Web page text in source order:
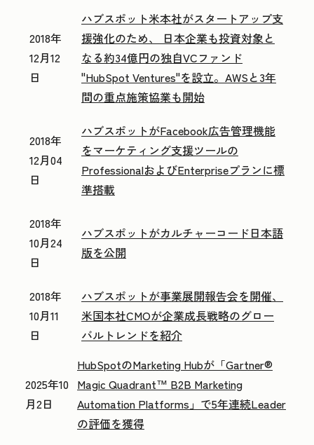
2018年
12月12
日
ハブスポット米本社がスタートアップ支
援強化のため、 日本企業も投資対象と
なる約34億円の独自VCファンド
"HubSpot Ventures"を設立。AWSと3年
間の重点施策協業も開始
2018年
12月04
日
ハブスポットがFacebook広告管理機能
をマーケティング支援ツールの
ProfessionalおよびEnterpriseプランに標
準搭載
2018年
10月24
日
ハブスポットがカルチャーコード日本語
版を公開
2018年
10月11
日
ハブスポットが事業展開報告会を開催、
米国本社CMOが企業成長戦略のグロー
バルトレンドを紹介
2025年10
月2日
HubSpotのMarketing Hubが「Gartner®
Magic Quadrant™ B2B Marketing
Automation Platforms」で5年連続Leader
の評価を獲得